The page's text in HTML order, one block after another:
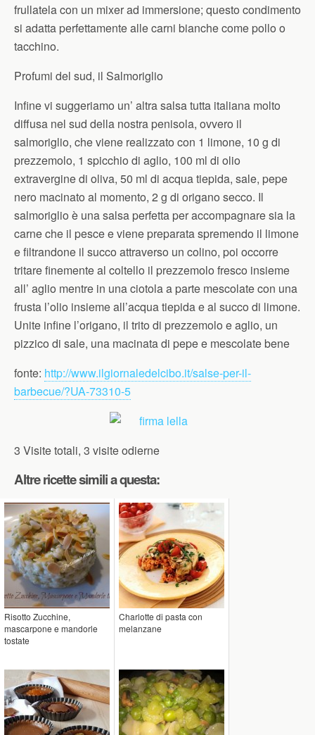
frullatela con un mixer ad immersione; questo condimento
si adatta perfettamente alle carni bianche come pollo o
tacchino.
Profumi del sud, il Salmoriglio
Infine vi suggeriamo un’ altra salsa tutta italiana molto
diffusa nel sud della nostra penisola, ovvero il
salmoriglio, che viene realizzato con 1 limone, 10 g di
prezzemolo, 1 spicchio di aglio, 100 ml di olio
extravergine di oliva, 50 ml di acqua tiepida, sale, pepe
nero macinato al momento, 2 g di origano secco. Il
salmoriglio è una salsa perfetta per accompagnare sia la
carne che il pesce e viene preparata spremendo il limone
e filtrandone il succo attraverso un colino, poi occorre
tritare finemente al coltello il prezzemolo fresco insieme
all’ aglio mentre in una ciotola a parte mescolate con una
frusta l’olio insieme all’acqua tiepida e al succo di limone.
Unite infine l’origano, il trito di prezzemolo e aglio, un
pizzico di sale, una macinata di pepe e mescolate bene
fonte: http://www.ilgiornaledelcibo.it/salse-per-il-
barbecue/?UA-73310-5
3 Visite totali, 3 visite odierne
Altre ricette simili a questa:
Risotto Zucchine,
mascarpone e mandorle
tostate
Charlotte di pasta con
melanzane